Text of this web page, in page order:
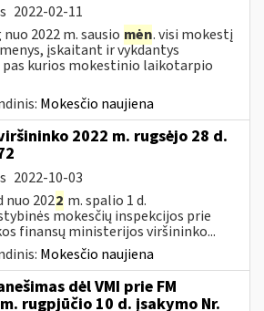
2022-02-11
2022 m. sausio mėn. visi mokestį
įskaitant ir vykdantys
pas kurios mokestinio laikotarpio
Mokesčio naujiena
2022 m. rugsėjo 28 d.
2022-10-03
2022 m. spalio 1 d.
mokesčių inspekcijos prie
finansų ministerijos viršininko...
Mokesčio naujiena
dėl VMI prie FM
rugpjūčio 10 d. įsakymo Nr.